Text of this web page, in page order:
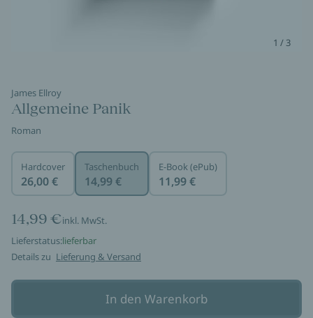
1 / 3
James Ellroy
Allgemeine Panik
Roman
Hardcover
26,00 €
Taschenbuch
14,99 €
E-Book (ePub)
11,99 €
14,99 €inkl. MwSt.
Lieferstatus:lieferbar
Details zu Lieferung & Versand
In den Warenkorb